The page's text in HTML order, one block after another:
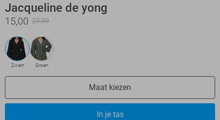
Jacqueline de yong
15,00 29,99
Zwart Groen
Maat kiezen
In je tas